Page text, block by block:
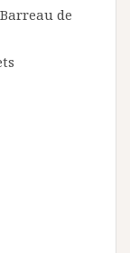
de